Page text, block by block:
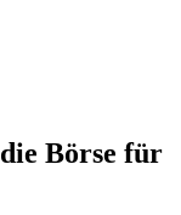
Börse für